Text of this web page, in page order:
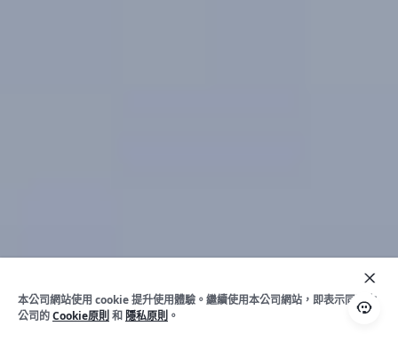
本公司網站使用 cookie 提升使用體驗。繼續使用本公司網站，即表示同意本
公司的Cookie原則 和 隱私原則 。